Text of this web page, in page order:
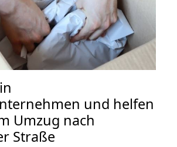
und helfen
Umzug nach
Straße